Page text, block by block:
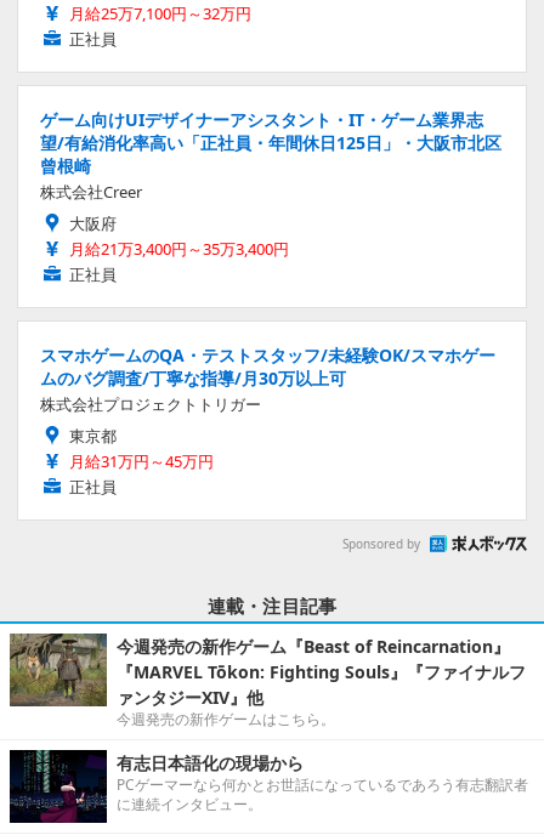
月給25万7,100円～32万円
正社員
ゲーム向けUIデザイナーアシスタント・IT・ゲーム業界志
望/有給消化率高い「正社員・年間休日125日」・大阪市北区
曾根崎
株式会社Creer
大阪府
月給21万3,400円～35万3,400円
正社員
スマホゲームのQA・テストスタッフ/未経験OK/スマホゲー
ムのバグ調査/丁寧な指導/月30万以上可
株式会社プロジェクトトリガー
東京都
月給31万円～45万円
正社員
Sponsored by
連載・注目記事
今週発売の新作ゲーム『Beast of Reincarnation』
『MARVEL Tōkon: Fighting Souls』『ファイナルフ
ァンタジーXIV』他
今週発売の新作ゲームはこちら。
有志日本語化の現場から
PCゲーマーなら何かとお世話になっているであろう有志翻訳者
に連続インタビュー。